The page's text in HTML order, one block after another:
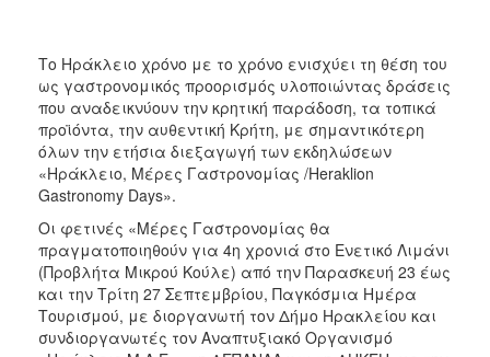
Το Ηράκλειο χρόνο με το χρόνο ενισχύει τη θέση του
ως γαστρονομικός προορισμός υλοποιώντας δράσεις
που αναδεικνύουν την κρητική παράδοση, τα τοπικά
προϊόντα, την αυθεντική Κρήτη, με σημαντικότερη
όλων την ετήσια διεξαγωγή των εκδηλώσεων
«Ηράκλειο, Μέρες Γαστρονομίας /Heraklion
Gastronomy Days».
Οι φετινές «Μέρες Γαστρονομίας θα
πραγματοποιηθούν για 4η χρονιά στο Ενετικό Λιμάνι
(Προβλήτα Μικρού Κούλε) από την Παρασκευή 23 έως
και την Τρίτη 27 Σεπτεμβρίου, Παγκόσμια Ημέρα
Τουρισμού, με διοργανωτή τον Δήμο Ηρακλείου και
συνδιοργανωτές τον Αναπτυξιακό Οργανισμό